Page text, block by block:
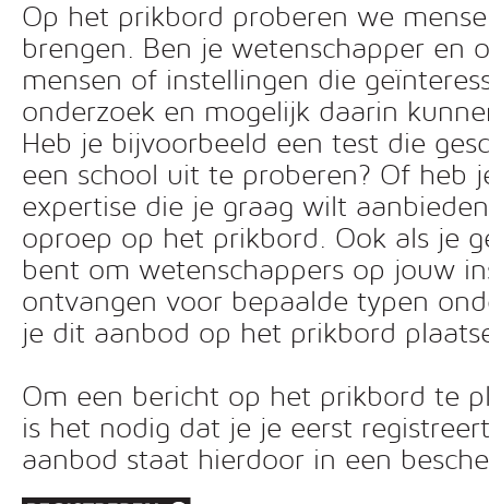
Op het prikbord proberen we
brengen. Ben je wetenschapper en
mensen of instellingen die
onderzoek en mogelijk daarin
Heb je bijvoorbeeld een test die
een school uit te proberen? Of heb
expertise die je graag wilt
oproep op het prikbord. Ook als je
bent om wetenschappers op jouw
ontvangen voor bepaalde typen
je dit aanbod op het prikbord
Om een bericht op het prikbord te
is het nodig dat je je eerst
aanbod staat hierdoor in een